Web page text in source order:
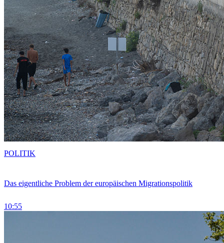
Das eigentliche Problem der europäischen Migrationspolitik
10:55
POLITIK